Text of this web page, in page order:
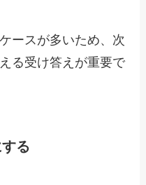
ースが多いため、次
る受け答えが重要で
る